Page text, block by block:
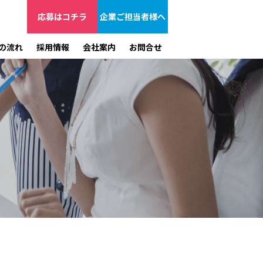
流れ 採用情報 会社案内 お問合せ
企業ご担当者様へ
応募はコチラ